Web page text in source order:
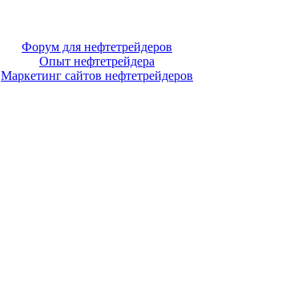
Форум для нефтетрейдеров
Опыт нефтетрейдера
Маркетинг сайтов нефтетрейдеров